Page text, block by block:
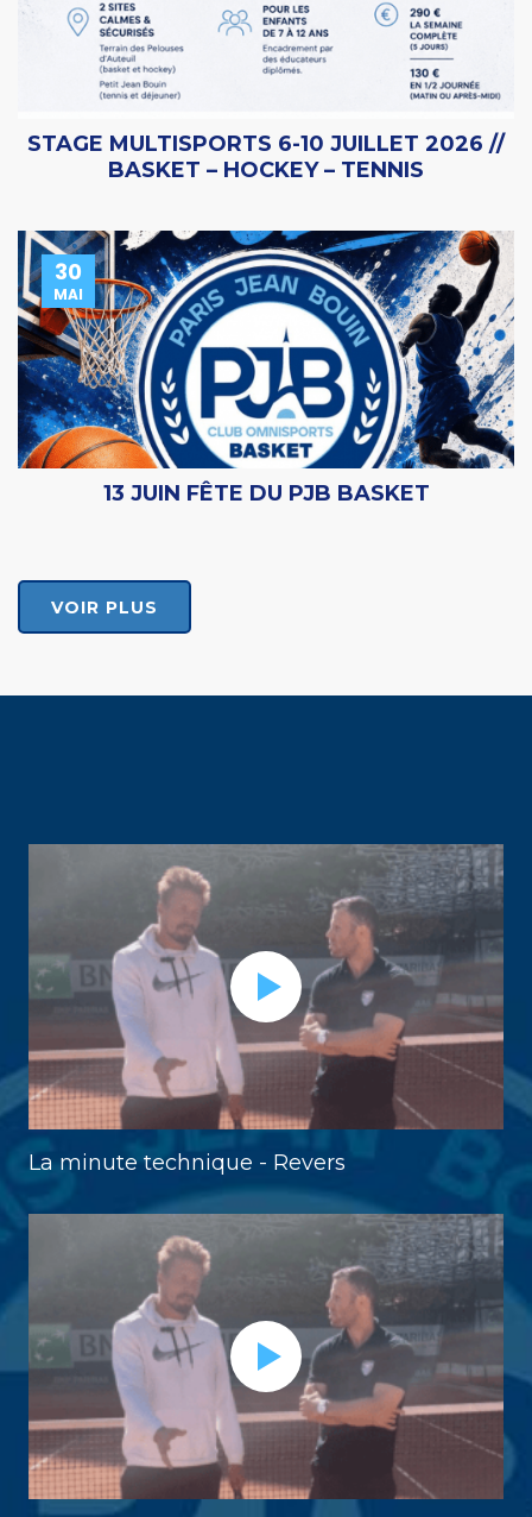
STAGE MULTISPORTS 6-10 JUILLET 2026 //
BASKET – HOCKEY – TENNIS
30
MAI
13 JUIN FÊTE DU PJB BASKET
VOIR PLUS
La minute technique - Revers